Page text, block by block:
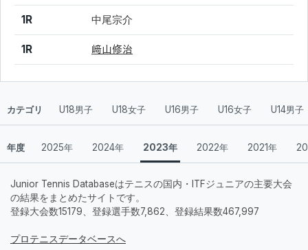
1R 中尾宗介
1R 﨑山修治
カテゴリ U18男子 U18女子 U16男子 U16女子 U14男子
年度 2025年 2024年 2023年 2022年 2021年
Junior Tennis Databaseはテニスの国内・ITFジュニアの主要大会
の結果をまとめたサイトです。
登録大会数15179、登録選手数7,862、登録結果数467,997
プロテニスデータベースへ